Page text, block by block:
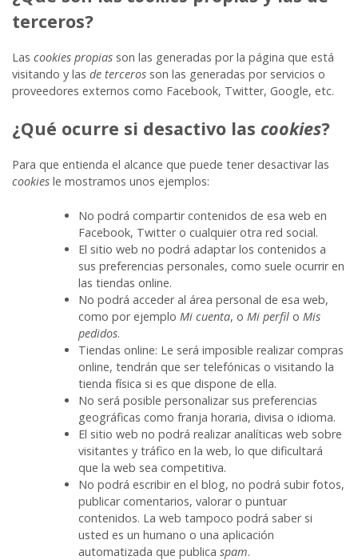
terceros?
Las cookies propias son las generadas por la página que está
visitando y las de terceros son las generadas por servicios o
proveedores externos como Facebook, Twitter, Google, etc.
¿Qué ocurre si desactivo las cookies?
Para que entienda el alcance que puede tener desactivar las
cookies le mostramos unos ejemplos:
No podrá compartir contenidos de esa web en
Facebook, Twitter o cualquier otra red social.
El sitio web no podrá adaptar los contenidos a
sus preferencias personales, como suele ocurrir en
las tiendas online.
No podrá acceder al área personal de esa web,
como por ejemploMi cuenta, oMi perfil oMis
pedidos.
Tiendas online: Le será imposible realizar compras
online, tendrán que ser telefónicas o visitando la
tienda física si es que dispone de ella.
No será posible personalizar sus preferencias
geográficas como franja horaria, divisa o idioma.
El sitio web no podrá realizar analíticas web sobre
visitantes y tráfico en la web, lo que dificultará
que la web sea competitiva.
No podrá escribir en el blog, no podrá subir fotos,
publicar comentarios, valorar o puntuar
contenidos. La web tampoco podrá saber si
usted es un humano o una aplicación
automatizada que publicaspam.